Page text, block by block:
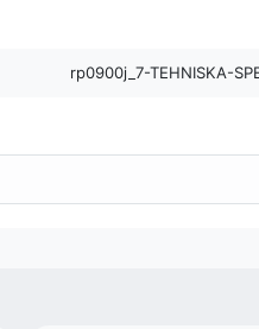
rp0900j_7-TEHNISKA-